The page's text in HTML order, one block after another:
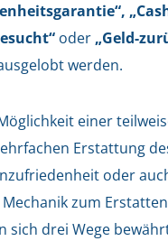
oder„Geld-
werden.
einer
Erstattung
oder
zum
sich drei Wege